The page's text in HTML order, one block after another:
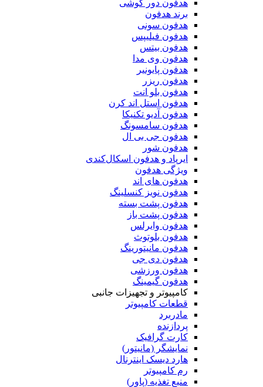
هدفون دور گوشی
برند هدفون
هدفون سونی
هدفون فیلیپس
هدفون بیتس
هدفون وی مدا
هدفون پایونیر
هدفون ریزر
هدفون بلو انت
هدفون استل اند کرن
هدفون آدیو تکنیکا
هدفون سامسونگ
هدفون جی بی ال
هدفون شور
ایرپاد و هدفون اسکال‌کندی
ویژگی هدفون
هدفون های اند
هدفون نویز کنسلینگ
هدفون پشت بسته
هدفون پشت باز
هدفون وایرلس
هدفون بلوتوث
هدفون مانیتورینگ
هدفون دی جی
هدفون ورزشی
هدفون گیمینگ
کامپیوتر و تجهیزات جانبی
قطعات کامپیوتر
مادربرد
پردازنده
کارت گرافیک
نمایشگر (مانیتور)
هارد دیسک اینترنال
رم کامپیوتر
منبع تغذیه (پاور)